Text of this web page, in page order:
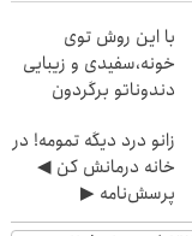
با این روش توی
خونه،سفیدی و زیبایی
دندوناتو برگردون
زانو درد دیگه تمومه! در
خانه درمانش کن ◀
پرسش‌نامه ▶